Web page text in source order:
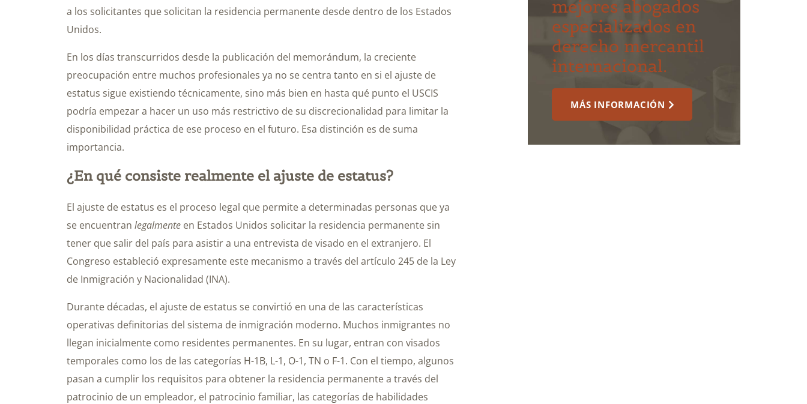
a los solicitantes que solicitan la residencia permanente desde dentro de los Estados
Unidos.
En los días transcurridos desde la publicación del memorándum, la creciente
preocupación entre muchos profesionales ya no se centra tanto en si el ajuste de
estatus sigue existiendo técnicamente, sino más bien en hasta qué punto el USCIS
podría empezar a hacer un uso más restrictivo de su discrecionalidad para limitar la
disponibilidad práctica de ese proceso en el futuro. Esa distinción es de suma
importancia.
¿En qué consiste realmente el ajuste de estatus?
El ajuste de estatus es el proceso legal que permite a determinadas personas que ya
se encuentran legalmente en Estados Unidos solicitar la residencia permanente sin
tener que salir del país para asistir a una entrevista de visado en el extranjero. El
Congreso estableció expresamente este mecanismo a través del artículo 245 de la Ley
de Inmigración y Nacionalidad (INA).
Durante décadas, el ajuste de estatus se convirtió en una de las características
operativas definitorias del sistema de inmigración moderno. Muchos inmigrantes no
llegan inicialmente como residentes permanentes. En su lugar, entran con visados
temporales como los de las categorías H-1B, L-1, O-1, TN o F-1. Con el tiempo, algunos
pasan a cumplir los requisitos para obtener la residencia permanente a través del
patrocinio de un empleador, el patrocinio familiar, las categorías de habilidades
mejores abogados
especializados en
derecho mercantil
internacional.
MÁS INFORMACIÓN